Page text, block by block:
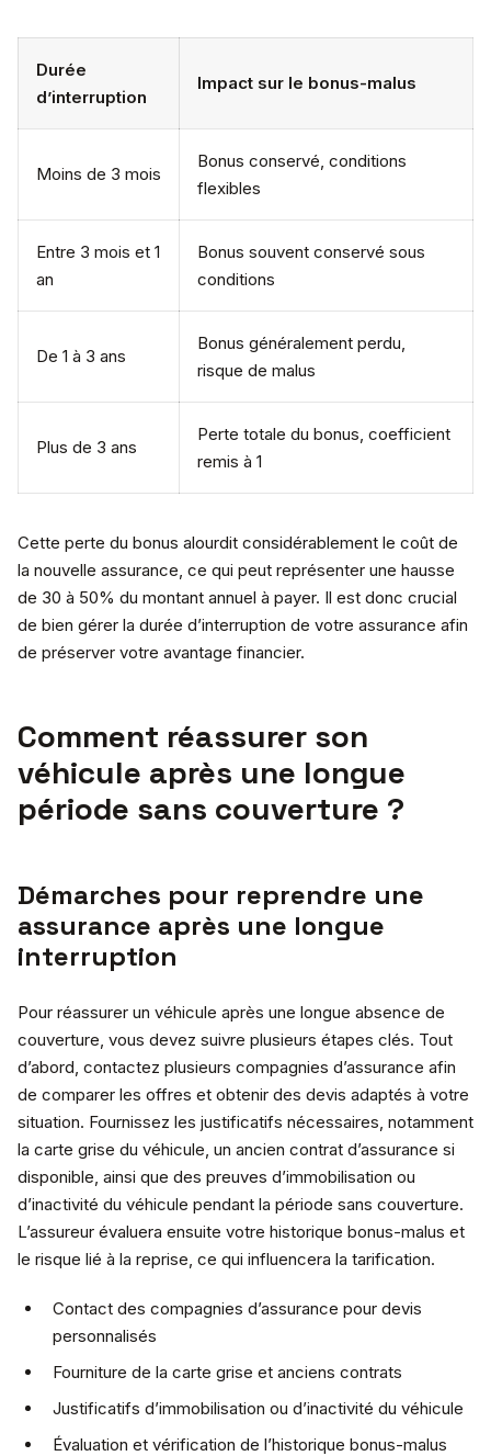
Durée
d’interruption
Impact sur le bonus-malus
Moins de 3 mois
Bonus conservé, conditions
flexibles
Entre 3 mois et 1
an
Bonus souvent conservé sous
conditions
De 1 à 3 ans
Bonus généralement perdu,
risque de malus
Plus de 3 ans
Perte totale du bonus, coefficient
remis à 1
Cette perte du bonus alourdit considérablement le coût de
la nouvelle assurance, ce qui peut représenter une hausse
de 30 à 50% du montant annuel à payer. Il est donc crucial
de bien gérer la durée d’interruption de votre assurance afin
de préserver votre avantage financier.
Comment réassurer son
véhicule après une longue
période sans couverture ?
Démarches pour reprendre une
assurance après une longue
interruption
Pour réassurer un véhicule après une longue absence de
couverture, vous devez suivre plusieurs étapes clés. Tout
d’abord, contactez plusieurs compagnies d’assurance afin
de comparer les offres et obtenir des devis adaptés à votre
situation. Fournissez les justificatifs nécessaires, notamment
la carte grise du véhicule, un ancien contrat d’assurance si
disponible, ainsi que des preuves d’immobilisation ou
d’inactivité du véhicule pendant la période sans couverture.
L’assureur évaluera ensuite votre historique bonus-malus et
le risque lié à la reprise, ce qui influencera la tarification.
Contact des compagnies d’assurance pour devis
personnalisés
Fourniture de la carte grise et anciens contrats
Justificatifs d’immobilisation ou d’inactivité du véhicule
Évaluation et vérification de l’historique bonus-malus